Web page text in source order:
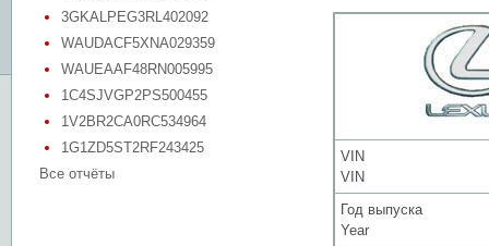
3GKALPEG3RL402092
WAUDACF5XNA029359
WAUEAAF48RN005995
1C4SJVGP2PS500455
1V2BR2CA0RC534964
1G1ZD5ST2RF243425
Все отчёты
VIN
VIN
Год выпуска
Year